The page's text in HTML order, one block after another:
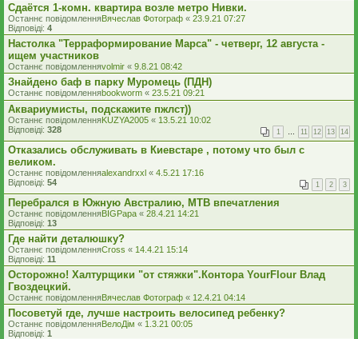
Сдаётся 1-комн. квартира возле метро Нивки.
Останнє повідомленняВячеслав Фотограф « 23.9.21 07:27
Відповіді: 4
Настолка "Терраформирование Марса" - четверг, 12 августа -
ищем участников
Останнє повідомленняvolmir « 9.8.21 08:42
Знайдено баф в парку Муромець (ПДН)
Останнє повідомленняbookworm « 23.5.21 09:21
Аквариумисты, подскажите пжлст))
Останнє повідомленняKUZYA2005 « 13.5.21 10:02
Відповіді: 328 1 … 11 12 13 14
Отказались обслуживать в Киевстаре , потому что был с
великом.
Останнє повідомленняalexandrxxl « 4.5.21 17:16
Відповіді: 54 1 2 3
Перебрался в Южную Австралию, MTB впечатления
Останнє повідомленняBIGPapa « 28.4.21 14:21
Відповіді: 13
Где найти деталюшку?
Останнє повідомленняCross « 14.4.21 15:14
Відповіді: 11
Осторожно! Халтурщики "от стяжки".Контора YourFlour Влад
Гвоздецкий.
Останнє повідомленняВячеслав Фотограф « 12.4.21 04:14
Посоветуй где, лучше настроить велосипед ребенку?
Останнє повідомленняВелоДім « 1.3.21 00:05
Відповіді: 1